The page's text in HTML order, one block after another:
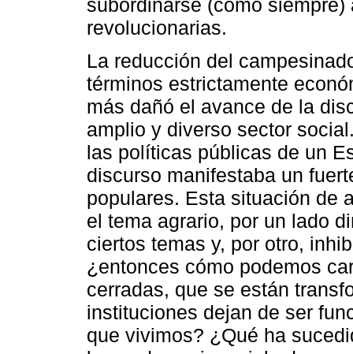
subordinarse (como
revolucionarias.
La reducción del
términos estrictamente
más dañó el avance de la
amplio y diverso sector
las políticas públicas de un
discurso manifestaba un
populares. Esta situación de
el tema agrario, por un lado
ciertos temas y, por otro,
¿entonces cómo podemos
cerradas, que se están
instituciones dejan de ser
que vivimos? ¿Qué ha